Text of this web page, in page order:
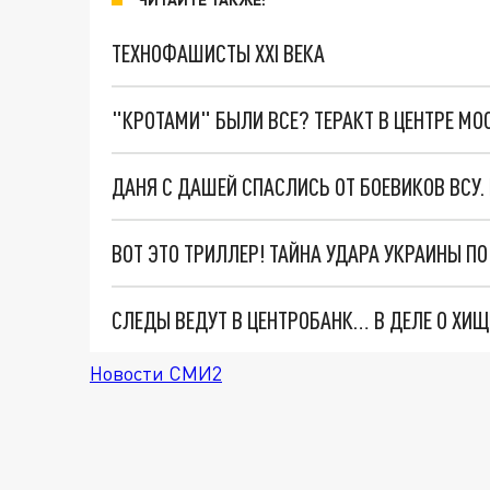
ТЕХНОФАШИСТЫ XXI ВЕКА
"КРОТАМИ" БЫЛИ ВСЕ? ТЕРАКТ В ЦЕНТРЕ
ДАНЯ С ДАШЕЙ СПАСЛИСЬ ОТ БОЕВИКОВ
ВОТ ЭТО ТРИЛЛЕР! ТАЙНА УДАРА УКРАИНЫ
Новости СМИ2